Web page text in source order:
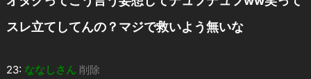
スレ立てしてんの？マジで救いよう無いな
23: ななしさん 削除